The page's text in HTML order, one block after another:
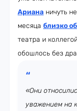
Ариана ничуть
месяца близко
театра и
обошлось без
«Они
уважением на